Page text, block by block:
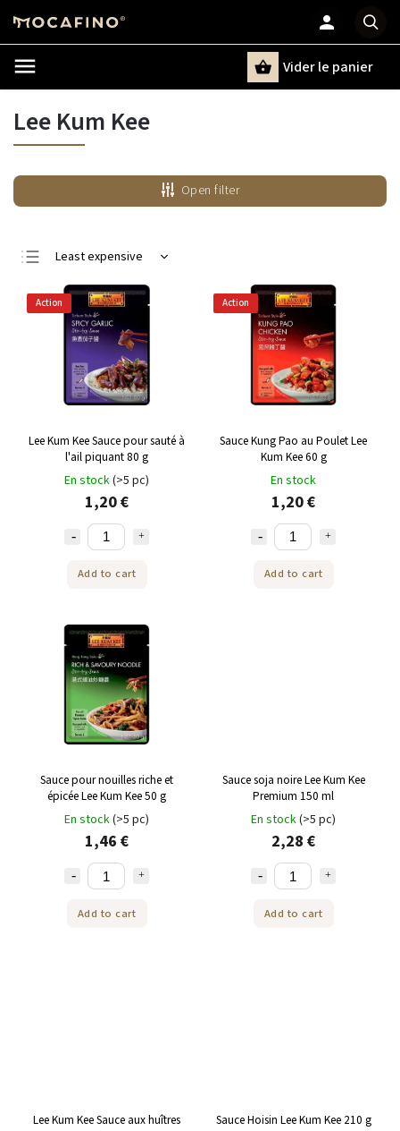
Chercher
Vider le panier
Lee Kum Kee
Open filter
Least expensive
Most expensive
Bestsellers
Alphabetically
Action
Lee Kum Kee Sauce pour sauté à
l'ail piquant 80 g
En stock(>5 pc)
1,20 €
Add to cart
Action
Sauce Kung Pao au Poulet Lee
Kum Kee 60 g
En stock
1,20 €
Add to cart
Sauce pour nouilles riche et
épicée Lee Kum Kee 50 g
En stock(>5 pc)
1,46 €
Add to cart
Sauce soja noire Lee Kum Kee
Premium 150 ml
En stock(>5 pc)
2,28 €
Add to cart
Lee Kum Kee Sauce aux huîtres
Sauce Hoisin Lee Kum Kee 210 g